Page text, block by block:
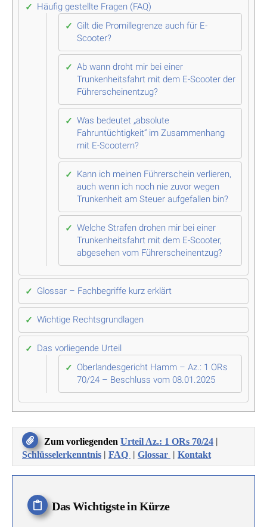
Häufig gestellte Fragen (FAQ)
Gilt die Promillegrenze auch für E-
Scooter?
Ab wann droht mir bei einer
Trunkenheitsfahrt mit dem E-Scooter der
Führerscheinentzug?
Was bedeutet „absolute
Fahruntüchtigkeit“ im Zusammenhang
mit E-Scootern?
Kann ich meinen Führerschein verlieren,
auch wenn ich noch nie zuvor wegen
Trunkenheit am Steuer aufgefallen bin?
Welche Strafen drohen mir bei einer
Trunkenheitsfahrt mit dem E-Scooter,
abgesehen vom Führerscheinentzug?
Glossar – Fachbegriffe kurz erklärt
Wichtige Rechtsgrundlagen
Das vorliegende Urteil
Oberlandesgericht Hamm – Az.: 1 ORs
70/24 – Beschluss vom 08.01.2025
Zum vorliegendenUrteil Az.: 1 ORs 70/24 |
Schlüsselerkenntnis | FAQ | Glossar | Kontakt
Das Wichtigste in Kürze